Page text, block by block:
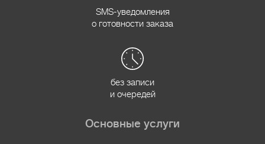
SMS-уведомления
о готовности заказа
без записи
и очередей
Основные услуги